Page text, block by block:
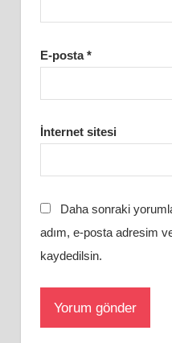
E-posta*
İnternet sitesi
Daha sonraki
adım, e-posta adresim
kaydedilsin.